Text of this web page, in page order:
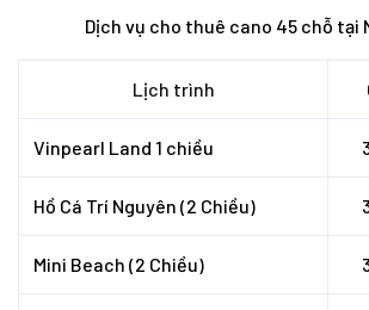
Dịch vụ cho thuê cano 45 chỗ tại
Lịch trình
Vinpearl Land 1 chiều
Hồ Cá Trí Nguyên (2 Chiều)
Mini Beach (2 Chiều)